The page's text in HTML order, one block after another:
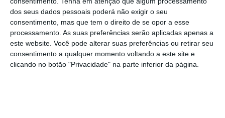
dos seus dados pessoais poderá não exigir o seu
consentimento, mas que tem o direito de se opor a esse
processamento. As suas preferências serão aplicadas apenas a
este website. Você pode alterar suas preferências ou retirar seu
consentimento a qualquer momento voltando a este site e
clicando no botão "Privacidade" na parte inferior da página.
Assine o ECO Premium
No momento em que a informação é